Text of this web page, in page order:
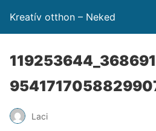
Kreatív otthon – Neked
Laci